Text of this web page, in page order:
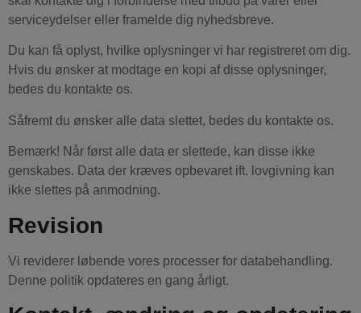
serviceydelser eller framelde dig nyhedsbreve.
Du kan få oplyst, hvilke oplysninger vi har registreret om dig.
Hvis du ønsker at modtage en kopi af disse oplysninger,
bedes du kontakte os.
Såfremt du ønsker alle data slettet, bedes du kontakte os.
Bemærk! Når først alle data er slettede, kan disse ikke
genskabes. Data der kræves opbevaret ift. lovgivning kan
ikke slettes på anmodning.
Revision
Vi reviderer løbende vores processer for databehandling.
Denne politik opdateres en gang årligt.